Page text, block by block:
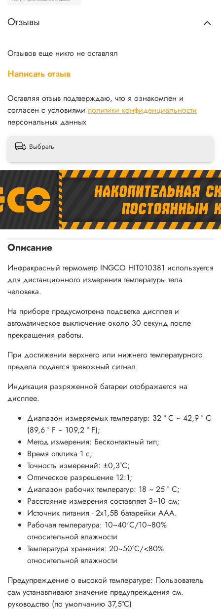
Отзывы
Отзывов еще никто не оставлял
Написать отзыв
Оставляя отзыв подтверждаю, что я ознакомлен и
согласен с условиями политики конфиденциальности
персональных данных
Выбрать
Описание
Инфракрасный термометр INGCO HIT010381 используется
для дистанционного измерения температуры тела
человека.
На приборе предусмотрена подсветка дисплея и
автоматическое выключение около 30 секунд после
прекращения работы.
При достижении верхнего или нижнего температурного
предела подается тревожный сигнал.
Индикация разряженной батареи отображается на
дисплее.
Диапазон измеряемых температур: 32 ° C ~ 42,9 ° C
(89,6 ° F ~ 109,2 ° F);
Метод измерения: Бесконтактный тип;
Время отклика 1 с;
Точность измерений: ±0,3°C;
Оптическое разрешение 12:1;
Диапазон рабочих температур: 18 ~ 25 ° C;
Расстояние измерения составляет 3~10 см;
Источник питания - 2х1,5В батарейки ААА.
Рабочая температура: 10~40'С/10~80%
относительной влажности
Температура хранения: 20~50°С/<80%
относительной влажности
Предупреждение о высокой температуре: Пользователь
сам устанавливают значение предупреждения см.
руководство (по умолчанию 37,5°С)